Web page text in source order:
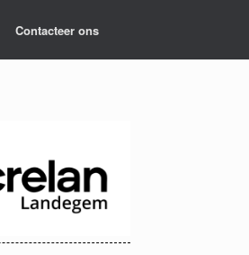
Contacteer ons